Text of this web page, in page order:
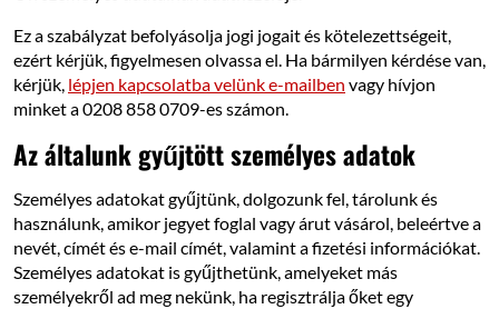
Ez a szabályzat befolyásolja jogi jogait és kötelezettségeit,
ezért kérjük, figyelmesen olvassa el. Ha bármilyen kérdése van,
kérjük, lépjen kapcsolatba velünk e-mailben vagy hívjon
minket a 0208 858 0709-es számon.
Az általunk gyűjtött személyes adatok
Személyes adatokat gyűjtünk, dolgozunk fel, tárolunk és
használunk, amikor jegyet foglal vagy árut vásárol, beleértve a
nevét, címét és e-mail címét, valamint a fizetési információkat.
Személyes adatokat is gyűjthetünk, amelyeket más
személyekről ad meg nekünk, ha regisztrálja őket egy